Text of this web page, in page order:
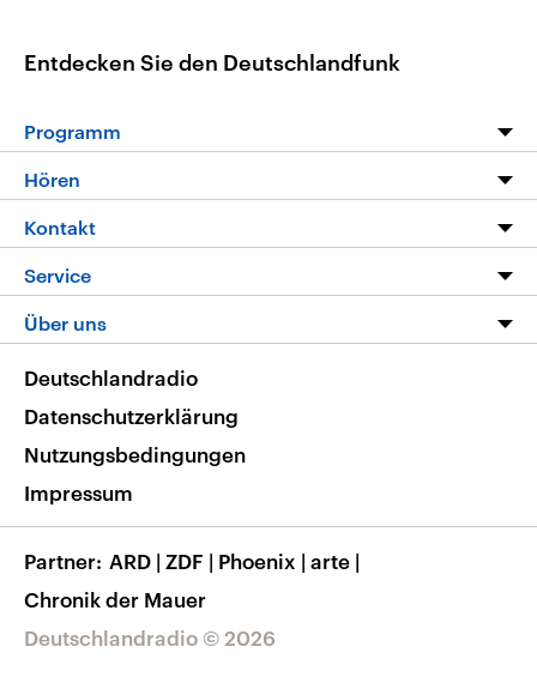
Entdecken Sie den Deutschlandfunk
Programm
Programm
Die Nachrichten
Nachrichtenleicht
Neue Beiträge auf dlf.de
Hören
Livestream
Podcasts
Deutschlandfunk App
Nachrichten App
Frequenzen
Kontakt
Hörerservice
Service
FAQ
Veranstaltungen
Musikliste
RSS
Über uns
Barrierefreiheit
Deutschlandradio © 2026
Deutschlandradio
Datenschutzerklärung
Nutzungsbedingungen
Impressum
Partner ARD | ZDF | Phoenix | arte |
Chronik der Mauer